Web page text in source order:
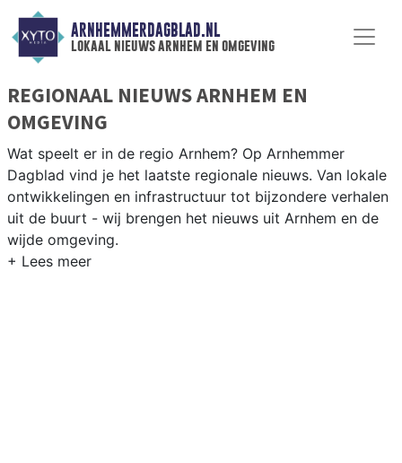
ARNHEMMERDAGBLAD.NL
lokaal nieuws arnhem en omgeving
REGIONAAL NIEUWS ARNHEM EN
OMGEVING
Wat speelt er in de regio Arnhem? Op Arnhemmer
Dagblad vind je het laatste regionale nieuws. Van lokale
ontwikkelingen en infrastructuur tot bijzondere verhalen
uit de buurt - wij brengen het nieuws uit Arnhem en de
wijde omgeving.